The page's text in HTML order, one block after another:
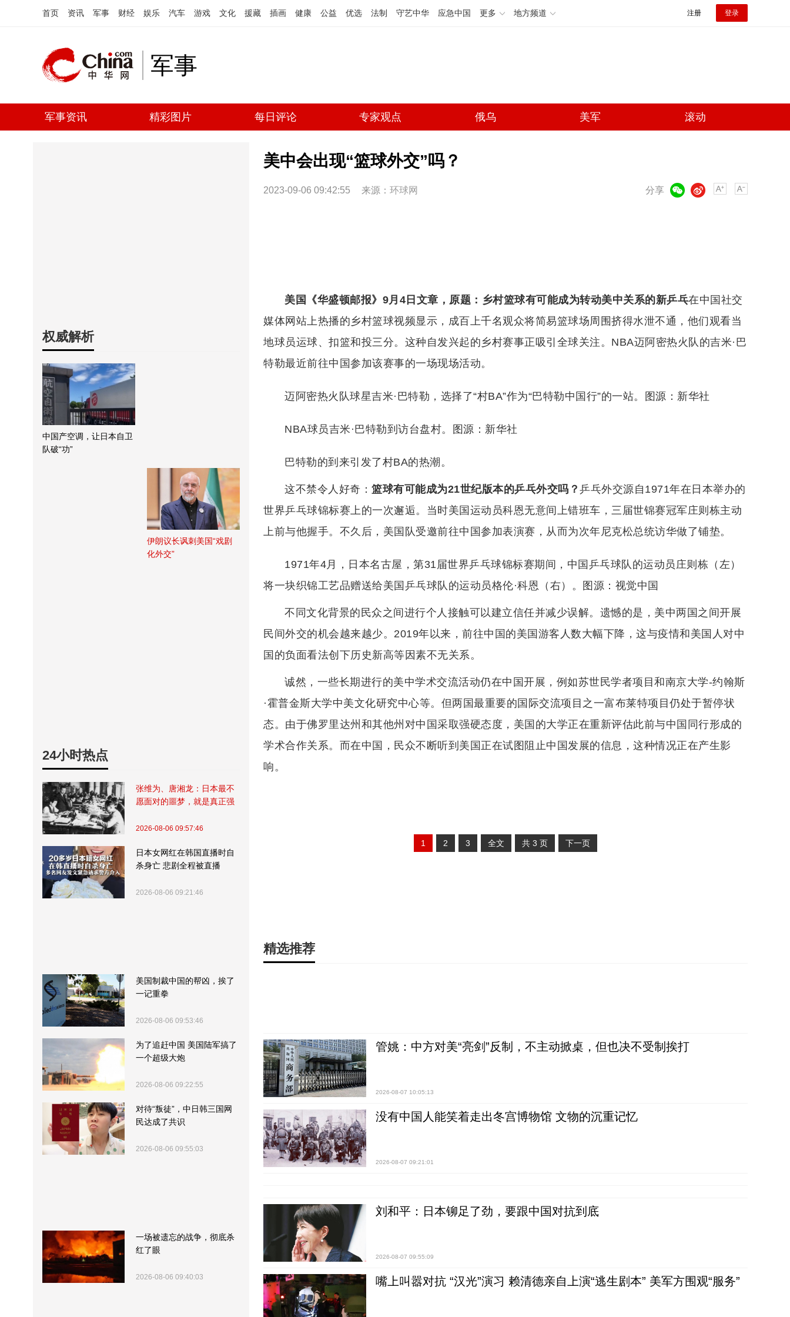
首页 资讯 军事 财经 娱乐 汽车 游戏 文化 援藏 插画 健康 公益 优选 法制 守艺中华 应急中国 更多 地方频道 注册 登录
军事
军事资讯 精彩图片 每日评论 专家观点 俄乌 美军 滚动
权威解析
中国产空调，让日本自卫
队破“功”
伊朗议长讽刺美国“戏剧
化外交”
24小时热点
张维为、唐湘龙：日本最不
愿面对的噩梦，就是真正强
2026-08-06 09:57:46
日本女网红在韩国直播时自
杀身亡 悲剧全程被直播
2026-08-06 09:21:46
美国制裁中国的帮凶，挨了
一记重拳
2026-08-06 09:53:46
为了追赶中国 美国陆军搞了
一个超级大炮
2026-08-06 09:22:55
对待“叛徒”，中日韩三国网
民达成了共识
2026-08-06 09:55:03
一场被遗忘的战争，彻底杀
红了眼
2026-08-06 09:40:03
美中会出现“篮球外交”吗？
2023-09-06 09:42:55 来源： 环球网 分享
微博
美国《华盛顿邮报》9月4日文章，原题：乡村篮球有可能成为转动美中关系的新乒乓在中国社交
媒体网站上热播的乡村篮球视频显示，成百上千名观众将简易篮球场周围挤得水泄不通，他们观看当
地球员运球、扣篮和投三分。这种自发兴起的乡村赛事正吸引全球关注。NBA迈阿密热火队的吉米·巴
特勒最近前往中国参加该赛事的一场现场活动。
迈阿密热火队球星吉米·巴特勒，选择了“村BA”作为“巴特勒中国行”的一站。图源：新华社
NBA球员吉米·巴特勒到访台盘村。图源：新华社
巴特勒的到来引发了村BA的热潮。
这不禁令人好奇： 篮球有可能成为21世纪版本的乒乓外交吗？ 乒乓外交源自1971年在日本举办的
世界乒乓球锦标赛上的一次邂逅。当时美国运动员科恩无意间上错班车，三届世锦赛冠军庄则栋主动
上前与他握手。不久后，美国队受邀前往中国参加表演赛，从而为次年尼克松总统访华做了铺垫。
1971年4月，日本名古屋，第31届世界乒乓球锦标赛期间，中国乒乓球队的运动员庄则栋（左）
将一块织锦工艺品赠送给美国乒乓球队的运动员格伦·科恩（右）。图源：视觉中国
不同文化背景的民众之间进行个人接触可以建立信任并减少误解。遗憾的是，美中两国之间开展
民间外交的机会越来越少。2019年以来，前往中国的美国游客人数大幅下降，这与疫情和美国人对中
国的负面看法创下历史新高等因素不无关系。
诚然，一些长期进行的美中学术交流活动仍在中国开展，例如苏世民学者项目和南京大学-约翰斯
·霍普金斯大学中美文化研究中心等。但两国最重要的国际交流项目之一富布莱特项目仍处于暂停状
态。由于佛罗里达州和其他州对中国采取强硬态度，美国的大学正在重新评估此前与中国同行形成的
学术合作关系。而在中国，民众不断听到美国正在试图阻止中国发展的信息，这种情况正在产生影
响。
1 2 3 全文 共 3 页 下一页
精选推荐
管姚：中方对美“亮剑”反制，不主动掀桌，但也决不受制挨打
2026-08-07 10:05:13
没有中国人能笑着走出冬宫博物馆 文物的沉重记忆
2026-08-07 09:21:01
刘和平：日本铆足了劲，要跟中国对抗到底
2026-08-07 09:55:09
嘴上叫嚣对抗 “汉光”演习 赖清德亲自上演“逃生剧本” 美军方围观“服务”